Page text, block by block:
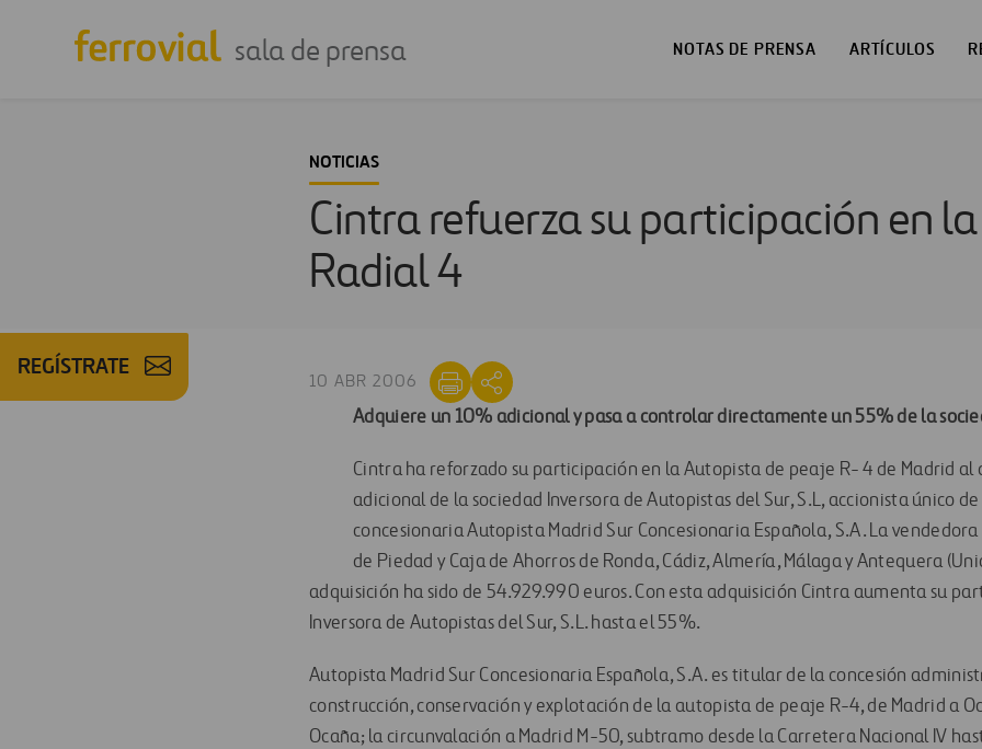
sala de prensa NOTAS DE PRENSA ARTÍCULOS
REGÍSTRATE
NOTICIAS
Cintra refuerza su participación en
Radial 4
10 ABR 2006
Adquiere un 10% adicional y pasa a controlar directamente un 55% de la
Cintra ha reforzado su participación en la Autopista de peaje R- 4 de Madrid
adicional de la sociedad Inversora de Autopistas del Sur, S.L, accionista único
concesionaria Autopista Madrid Sur Concesionaria Española, S.A. La
de Piedad y Caja de Ahorros de Ronda, Cádiz, Almería, Málaga y Antequera
adquisición ha sido de 54.929.990 euros. Con esta adquisición Cintra aumenta su
Inversora de Autopistas del Sur, S.L. hasta el 55%.
Autopista Madrid Sur Concesionaria Española, S.A. es titular de la concesión
construcción, conservación y explotación de la autopista de peaje R-4, de Madrid a
Ocaña; la circunvalación a Madrid M-50, subtramo desde la Carretera Nacional IV